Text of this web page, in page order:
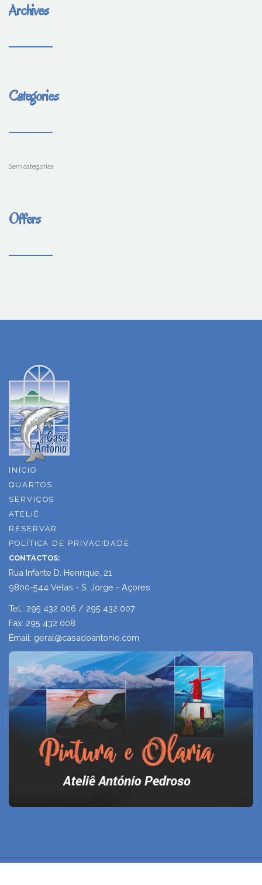
Archives
Categories
Sem categorias
Offers
INÍCIO
QUARTOS
SERVIÇOS
ATELIÊ
RESERVAR
POLÍTICA DE PRIVACIDADE
CONTACTOS:
Rua Infante D. Henrique, 21
9800-544 Velas - S. Jorge - Açores
Tel.: 295 432 006 / 295 432 007
Fax: 295 432 008
Email: geral@casadoantonio.com